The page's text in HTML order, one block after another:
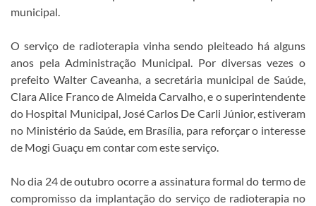
municipal.
O serviço de radioterapia vinha sendo pleiteado há alguns
anos pela Administração Municipal. Por diversas vezes o
prefeito Walter Caveanha, a secretária municipal de Saúde,
Clara Alice Franco de Almeida Carvalho, e o superintendente
do Hospital Municipal, José Carlos De Carli Júnior, estiveram
no Ministério da Saúde, em Brasília, para reforçar o interesse
de Mogi Guaçu em contar com este serviço.
No dia 24 de outubro ocorre a assinatura formal do termo de
compromisso da implantação do serviço de radioterapia no